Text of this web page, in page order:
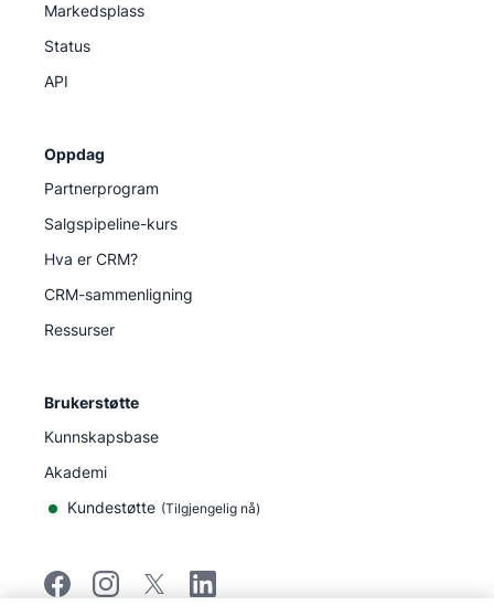
Markedsplass
Status
API
Oppdag
Partnerprogram
Salgspipeline-kurs
Hva er CRM?
CRM-sammenligning
Ressurser
Brukerstøtte
Kunnskapsbase
Akademi
Kundestøtte (Tilgjengelig nå)